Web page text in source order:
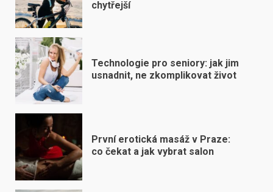
chytřejší
Technologie pro seniory: jak jim
usnadnit, ne zkomplikovat život
První erotická masáž v Praze:
co čekat a jak vybrat salon